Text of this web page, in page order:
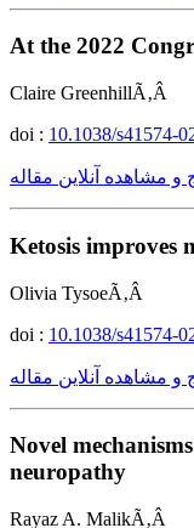
At the 2022
Claire GreenhillÃ‚Â
doi : 10.1038/s41574-
و مشاهده آنلاین مقاله
Ketosis improves
Olivia TysoeÃ‚Â
doi : 10.1038/s41574-
و مشاهده آنلاین مقاله
Novel
neuropathy
Rayaz A. MalikÃ‚Â